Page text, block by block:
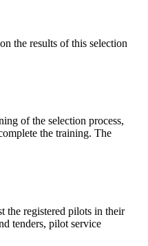
the results of this selection
of the selection process,
the training. The
the registered pilots in their
tenders, pilot service